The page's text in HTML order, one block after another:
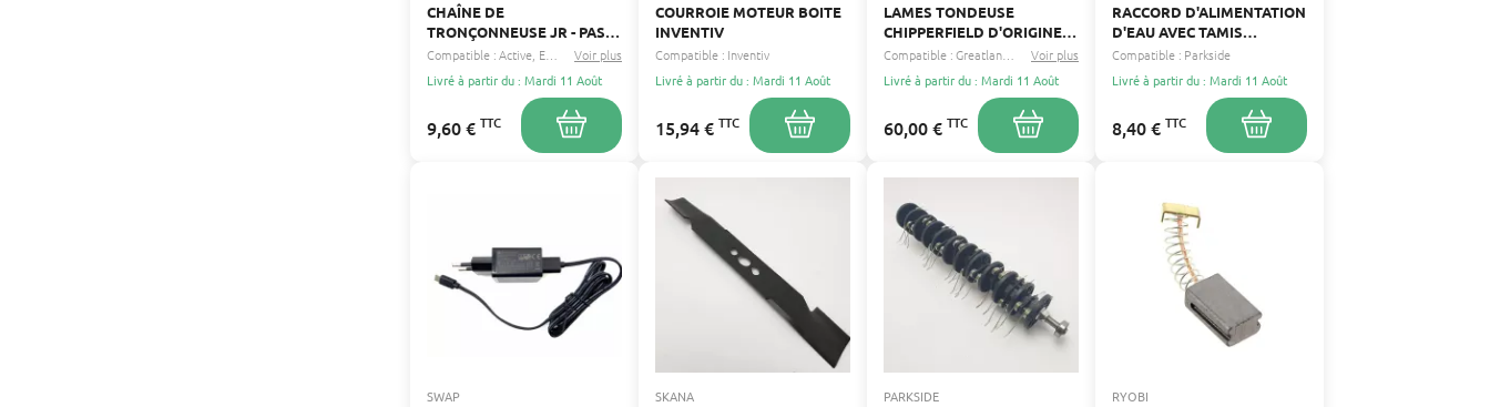
CHAÎNE DE
TRONÇONNEUSE JR - PAS
DE CHAÎNE : 3/8"LP - JAUGE
: 0.050" 1.3 MM - 40
ENTRAINEURS - LONGUEUR
DE COUPE : 25 CM
Compatible :Active Eckman ...
Voir plus
Livré à partir du : Mardi 11 Août
9,60 € TTC
COURROIE MOTEUR BOITE
INVENTIV
Compatible : Inventiv
Livré à partir du : Mardi 11 Août
15,94 € TTC
LAMES TONDEUSE
CHIPPERFIELD D'ORIGINE
605MM
Compatible : Greatland Racing...
Voir plus
Livré à partir du : Mardi 11 Août
60,00 € TTC
RACCORD D'ALIMENTATION
D'EAU AVEC TAMIS
PARKSIDE - COMPATIBLE
PHD 170 B2 / C2
Compatible : Parkside
Livré à partir du : Mardi 11 Août
8,40 € TTC
SWAP SKANA PARKSIDE RYOBI